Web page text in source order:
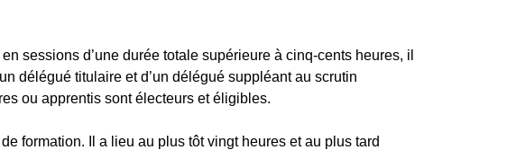
sessions d’une durée totale supérieure à cinq-cents heures, il
délégué titulaire et d’un délégué suppléant au scrutin
ou apprentis sont électeurs et éligibles.
formation. Il a lieu au plus tôt vingt heures et au plus tard